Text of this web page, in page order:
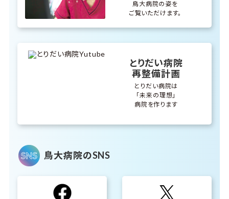
鳥大病院の姿を
ご覧いただけます。
とりだい病院
再整備計画
とりだい病院は
「未来の理想」
病院を作ります
鳥大病院のSNS